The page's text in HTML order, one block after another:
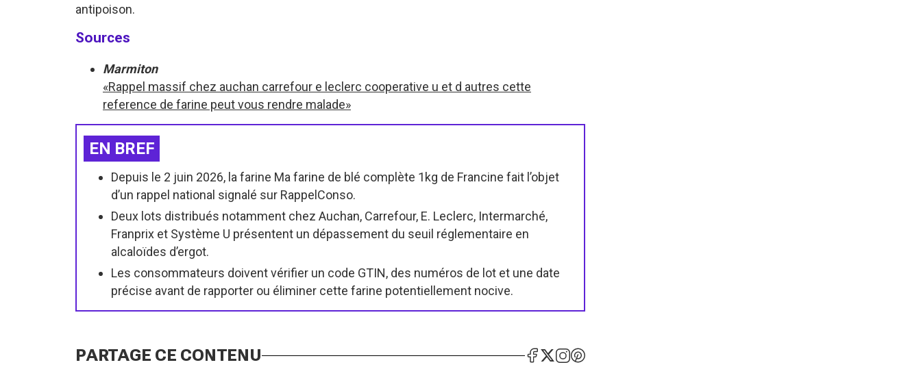
antipoison.
Sources
Marmiton
«Rappel massif chez auchan carrefour e leclerc cooperative u et d autres cette
reference de farine peut vous rendre malade»
EN BREF
Depuis le 2 juin 2026, la farine Ma farine de blé complète 1kg de Francine fait l’objet
d’un rappel national signalé sur RappelConso.
Deux lots distribués notamment chez Auchan, Carrefour, E. Leclerc, Intermarché,
Franprix et Système U présentent un dépassement du seuil réglementaire en
alcaloïdes d’ergot.
Les consommateurs doivent vérifier un code GTIN, des numéros de lot et une date
précise avant de rapporter ou éliminer cette farine potentiellement nocive.
PARTAGE CE CONTENU